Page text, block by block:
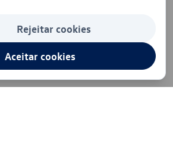
Rejeitar cookies
Aceitar cookies